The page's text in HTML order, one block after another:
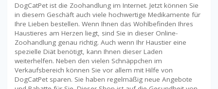
DogCatPet ist die Zoohandlung im Internet. Jetzt können Sie
in diesem Geschäft auch viele hochwertige Medikamente für
Ihre Lieben bestellen. Wenn Ihnen das Wohlbefinden Ihres
Haustieres am Herzen liegt, sind Sie in dieser Online-
Zoohandlung genau richtig. Auch wenn Ihr Haustier eine
spezielle Diät benötigt, kann Ihnen dieser Laden
weiterhelfen. Neben den vielen Schnäppchen im
Verkaufsbereich können Sie vor allem mit Hilfe von
DogCatPet sparen. Sie haben regelmäßig neue Angebote